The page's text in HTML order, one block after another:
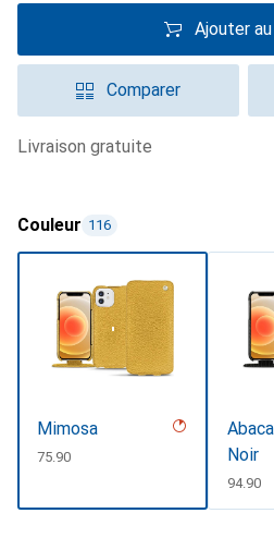
Ajouter
Comparer
livraison gratuite
Couleur 116
Mimosa
CHF
75.90
Noir
CHF
94.90